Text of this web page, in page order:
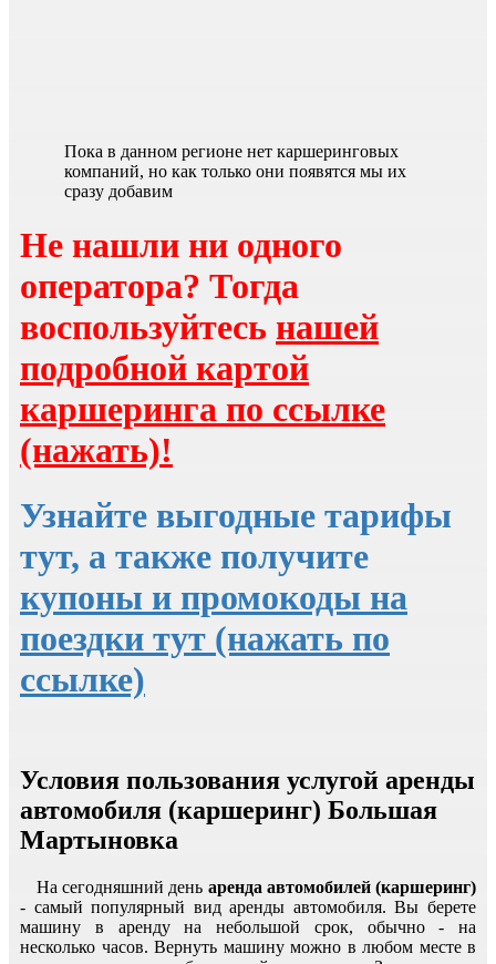
Пока в данном регионе нет каршеринговых
компаний, но как только они появятся мы их
сразу добавим
Не нашли ни одного
оператора? Тогда
воспользуйтесь нашей
подробной картой
каршеринга по ссылке
(нажать)!
Узнайте выгодные тарифы
тут, а также получите
купоны и промокоды на
поездки тут (нажать по
ссылке)
Условия пользования услугой аренды
автомобиля (каршеринг) Большая
Мартыновка
На сегодняшний день аренда автомобилей (каршеринг)
- самый популярный вид аренды автомобиля. Вы берете
машину в аренду на небольшой срок, обычно - на
несколько часов. Вернуть машину можно в любом месте в